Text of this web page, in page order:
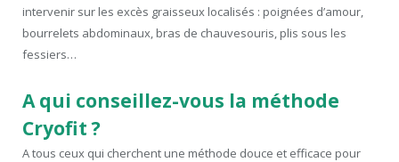
intervenir sur les excès graisseux localisés : poignées d’amour,
bourrelets abdominaux, bras de chauvesouris, plis sous les
fessiers…
A qui conseillez-vous la méthode
Cryofit ?
A tous ceux qui cherchent une méthode douce et efficace pour